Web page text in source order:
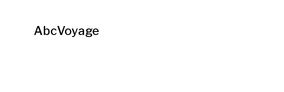
AbcVoyage